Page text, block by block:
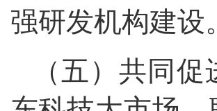
强研发机构建设。
（五）共同